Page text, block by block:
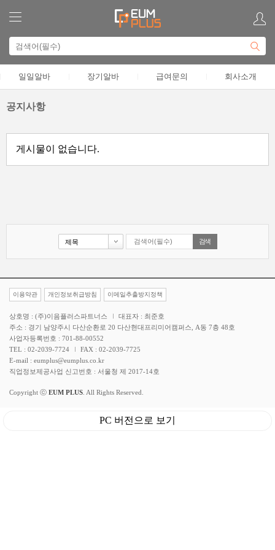
일일알바 장기알바 급여문의 회사소개
공지사항
게시물이 없습니다.
이용약관 개인정보취급방침 이메일추출방지정책
상호명 : (주)이음플러스파트너스
대표자 : 최준호
주소 : 경기 남양주시 다산순환로 20 다산현대프리미어캠퍼스, A동 7층 48호
사업자등록번호 : 701-88-00552
TEL : 02-2039-7724
FAX : 02-2039-7725
E-mail : eumplus@eumplus.co.kr
직업정보제공사업 신고번호 : 서울청 제 2017-14호
Copyright ⓒ EUM PLUS . All Rights Reserved.
PC 버전으로 보기